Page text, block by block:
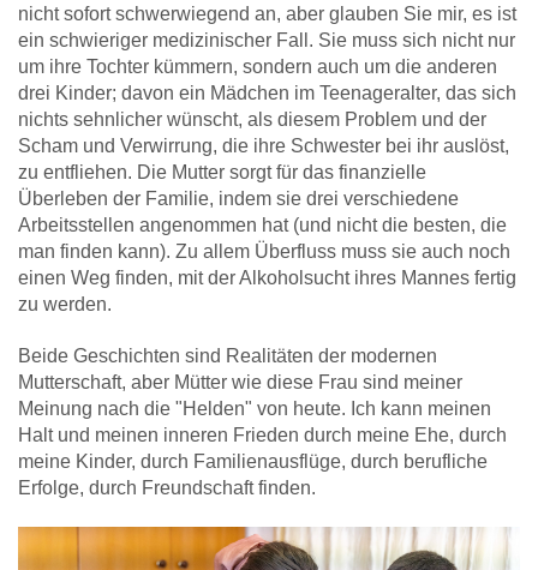
nicht sofort schwerwiegend an, aber glauben Sie mir, es ist
ein schwieriger medizinischer Fall. Sie muss sich nicht nur
um ihre Tochter kümmern, sondern auch um die anderen
drei Kinder; davon ein Mädchen im Teenageralter, das sich
nichts sehnlicher wünscht, als diesem Problem und der
Scham und Verwirrung, die ihre Schwester bei ihr auslöst,
zu entfliehen. Die Mutter sorgt für das finanzielle
Überleben der Familie, indem sie drei verschiedene
Arbeitsstellen angenommen hat (und nicht die besten, die
man finden kann). Zu allem Überfluss muss sie auch noch
einen Weg finden, mit der Alkoholsucht ihres Mannes fertig
zu werden.
Beide Geschichten sind Realitäten der modernen
Mutterschaft, aber Mütter wie diese Frau sind meiner
Meinung nach die "Helden" von heute. Ich kann meinen
Halt und meinen inneren Frieden durch meine Ehe, durch
meine Kinder, durch Familienausflüge, durch berufliche
Erfolge, durch Freundschaft finden.